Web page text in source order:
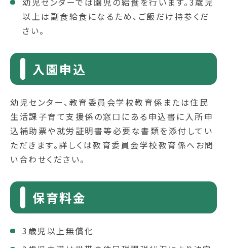
以上は副食給食になるため、ご飯だけ持参くだ
さい。
入園申込
幼児センター、教育委員会学校教育係または住民
生活課子育て支援係の窓口にある申込書に入所申
込補助票や就労証明書等必要な書類を添付してい
ただきます。詳しくは教育委員会学校教育係へお問
い合わせください。
保育料金
3歳児以上無償化